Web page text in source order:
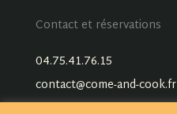
Contact et réservations
04.75.41.76.15
contact@come-and-cook.fr